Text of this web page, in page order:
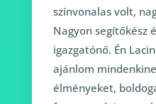
színvonalas volt,
Nagyon segítőkész
igazgatónő. Én
ajánlom
élményeket,